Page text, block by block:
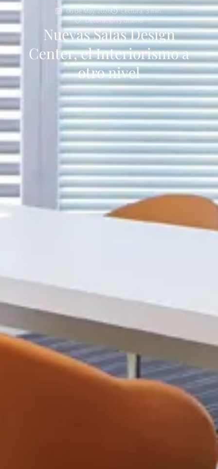
06 de May, 2026
Lectura: 3 min.
Decoración y diseño
Nuevas Salas Design
Center, el Interiorismo a
otro nivel